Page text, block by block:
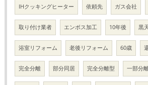
IHクッキングヒーター 依頼先 ガス会社
取り付け業者 エンボス加工 10年後 黒
浴室リフォーム 老後リフォーム 60歳
完全分離 部分同居 完全分離型 一部分